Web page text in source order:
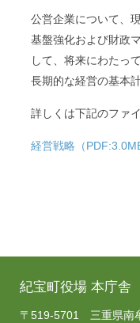
公営企業について、
基盤強化および財政
して、将来にわたっ
長期的な経営の基本
詳しくは下記のファ
経営戦略（
紀宝町役場 本庁舎
〒519-5701 三重県南